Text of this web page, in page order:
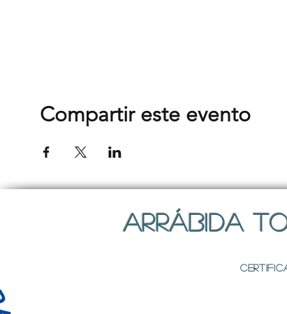
Compartir este evento
ARRÁBIDA